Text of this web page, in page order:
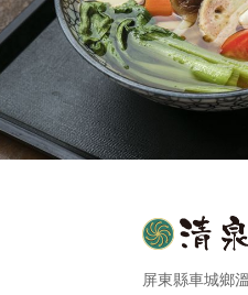
屏東縣車城鄉